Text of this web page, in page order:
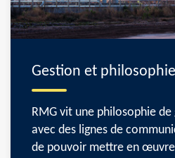
Gestion et philosophie
RMG vit une philosophie
avec des lignes de
de pouvoir mettre en